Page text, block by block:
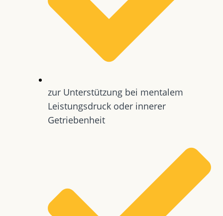
zur Unterstützung bei mentalem
Leistungsdruck oder innerer
Getriebenheit